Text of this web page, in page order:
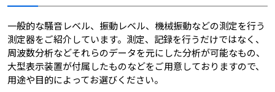
一般的な騒音レベル、振動レベル、機械振動などの測定を行う
測定器をご紹介しています。測定、記録を行うだけではなく、
周波数分析などそれらのデータを元にした分析が可能なもの、
大型表示装置が付属したものなどをご用意しておりますので、
用途や目的によってお選びください。